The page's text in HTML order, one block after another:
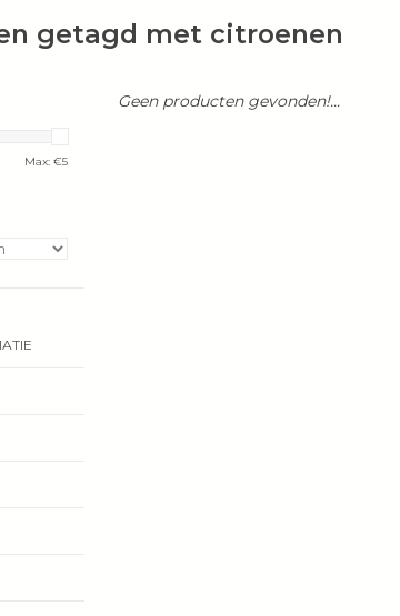
getagd met citroenen
Max: €5
Geen producten gevonden!...